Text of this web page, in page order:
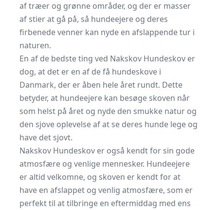
af træer og grønne områder, og der er masser
af stier at gå på, så hundeejere og deres
firbenede venner kan nyde en afslappende tur i
naturen.
En af de bedste ting ved Nakskov Hundeskov er
dog, at det er en af de få hundeskove i
Danmark, der er åben hele året rundt. Dette
betyder, at hundeejere kan besøge skoven når
som helst på året og nyde den smukke natur og
den sjove oplevelse af at se deres hunde lege og
have det sjovt.
Nakskov Hundeskov er også kendt for sin gode
atmosfære og venlige mennesker. Hundeejere
er altid velkomne, og skoven er kendt for at
have en afslappet og venlig atmosfære, som er
perfekt til at tilbringe en eftermiddag med ens